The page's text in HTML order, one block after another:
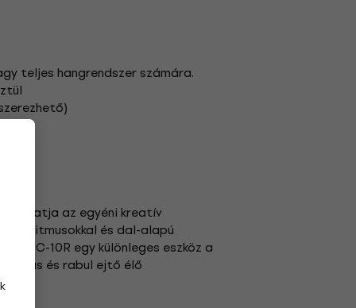
teljes hangrendszer számára.
az egyéni kreatív
a ritmusokkal és dal-alapú
RC-10R egy különleges eszköz a
és rabul ejtő élő